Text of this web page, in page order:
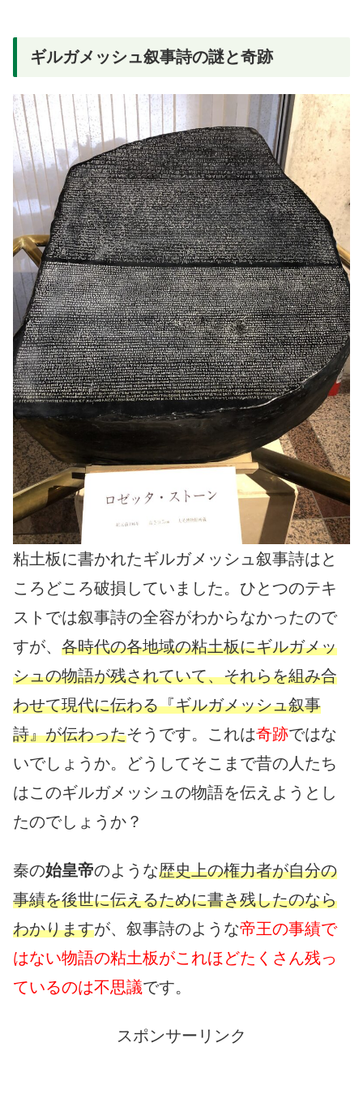
ギルガメッシュ叙事詩の謎と奇跡
粘土板に書かれたギルガメッシュ叙事詩はと
ころどころ破損していました。ひとつのテキ
ストでは叙事詩の全容がわからなかったので
すが、 各時代の各地域の粘土板にギルガメッ
シュの物語が残されていて、それらを組み合
わせて現代に伝わる『ギルガメッシュ叙事
詩』が伝わったそうです。これは奇跡ではな
いでしょうか。どうしてそこまで昔の人たち
はこのギルガメッシュの物語を伝えようとし
たのでしょうか？
秦の始皇帝のような歴史上の権力者が自分の
事績を後世に伝えるために書き残したのなら
わかりますが、叙事詩のような帝王の事績で
はない物語の粘土板がこれほどたくさん残っ
ているのは不思議です。
スポンサーリンク